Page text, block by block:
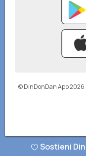
© DinDonDan App 2026
Sostieni